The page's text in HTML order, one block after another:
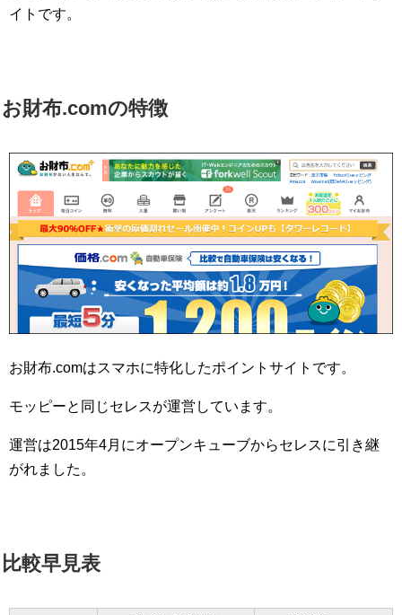
イトです。
お財布.comの特徴
お財布.comはスマホに特化したポイントサイトです。
モッピーと同じセレスが運営しています。
運営は2015年4月にオープンキューブからセレスに引き継
がれました。
比較早見表